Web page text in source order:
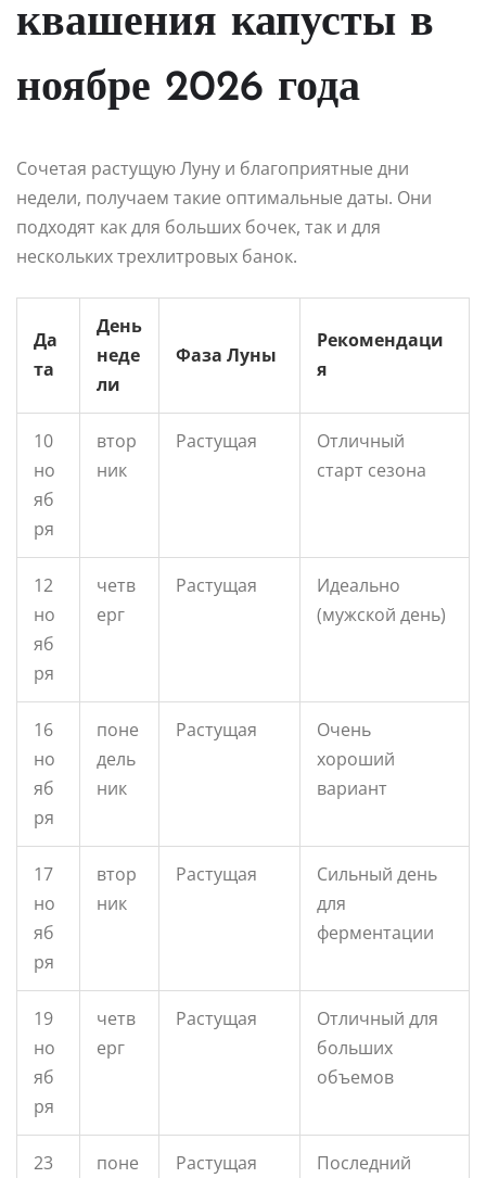
квашения капусты в
ноябре 2026 года
Сочетая растущую Луну и благоприятные дни
недели, получаем такие оптимальные даты. Они
подходят как для больших бочек, так и для
нескольких трехлитровых банок.
Да
та
День
неде
ли
Фаза Луны
Рекомендаци
я
10
но
яб
ря
втор
ник
Растущая
Отличный
старт сезона
12
но
яб
ря
четв
ерг
Растущая
Идеально
(мужской день)
16
но
яб
ря
поне
дель
ник
Растущая
Очень
хороший
вариант
17
но
яб
ря
втор
ник
Растущая
Сильный день
для
ферментации
19
но
яб
ря
четв
ерг
Растущая
Отличный для
больших
объемов
23
поне
Растущая
Последний